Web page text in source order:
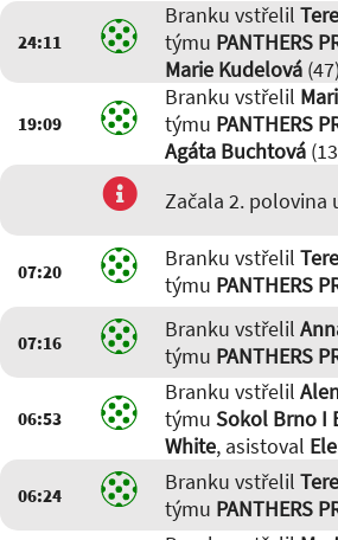
24:11
Branku vstřelil
týmu PANTHERS
Marie Kudelová(47)
19:09
Branku vstřelil
týmu PANTHERS
Agáta Buchtová
Začala 2. polovina
07:20 Branku vstřelil
týmu PANTHERS
07:16 Branku vstřelil
týmu PANTHERS
06:53
Branku vstřelil
týmu Sokol Brno I
White, asistoval
06:24 Branku vstřelil
týmu PANTHERS